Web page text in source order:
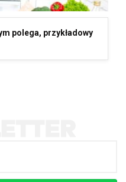
polega, przykładowy